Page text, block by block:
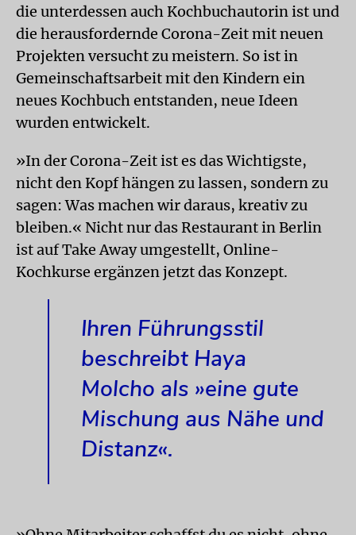
die unterdessen auch Kochbuchautorin ist und
die herausfordernde Corona-Zeit mit neuen
Projekten versucht zu meistern. So ist in
Gemeinschaftsarbeit mit den Kindern ein
neues Kochbuch entstanden, neue Ideen
wurden entwickelt.
»In der Corona-Zeit ist es das Wichtigste,
nicht den Kopf hängen zu lassen, sondern zu
sagen: Was machen wir daraus, kreativ zu
bleiben.« Nicht nur das Restaurant in Berlin
ist auf Take Away umgestellt, Online-
Kochkurse ergänzen jetzt das Konzept.
Ihren Führungsstil
beschreibt Haya
Molcho als »eine gute
Mischung aus Nähe und
Distanz«.